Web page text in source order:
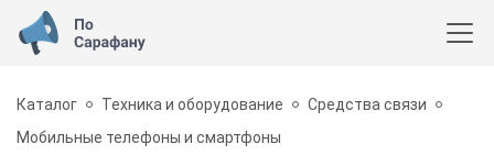
Каталог Техника и оборудование
Средства связи
Мобильные телефоны и смартфоны